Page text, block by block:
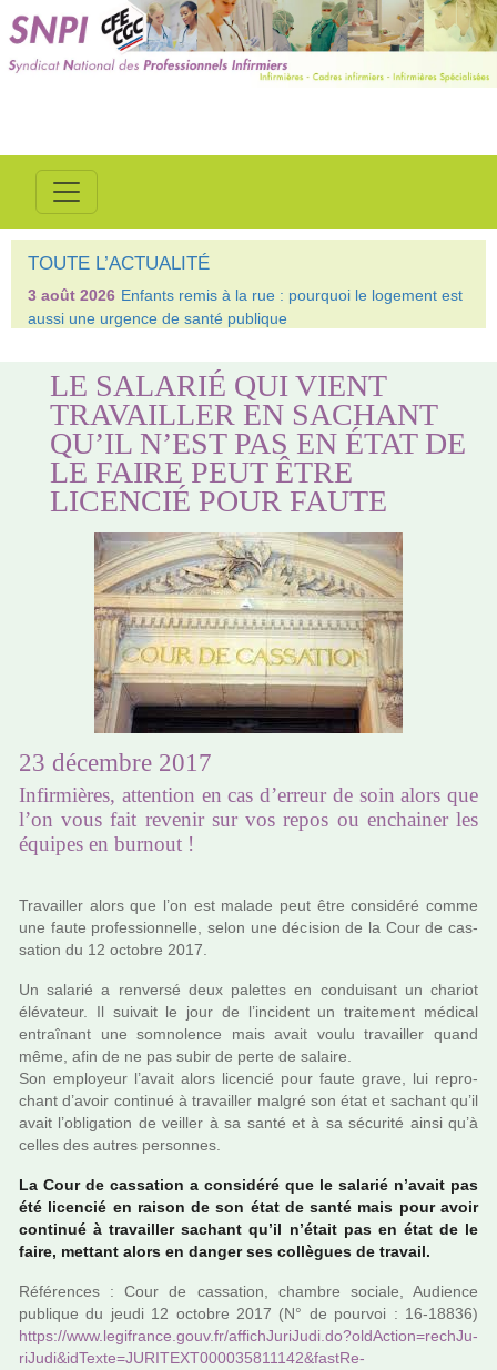
TOUTE L’ACTUALITÉ
3 août 2026 Enfants remis à la rue : pourquoi le logement est
aussi une urgence de santé publique
LE SALARIÉ QUI VIENT
TRAVAILLER EN SACHANT
QU’IL N’EST PAS EN ÉTAT DE
LE FAIRE PEUT ÊTRE
LICENCIÉ POUR FAUTE
23 décembre 2017
Infirmières, attention en cas d’erreur de soin alors que
l’on vous fait revenir sur vos repos ou enchainer les
équipes en burnout !
Travailler alors que l’on est malade peut être consi­déré comme
une faute pro­fes­sion­nelle, selon une déci­sion de la Cour de cas­
sa­tion du 12 octo­bre 2017.
Un sala­rié a ren­versé deux palet­tes en condui­sant un cha­riot
élévateur. Il sui­vait le jour de l’inci­dent un trai­te­ment médi­cal
entraî­nant une som­no­lence mais avait voulu tra­vailler quand
même, afin de ne pas subir de perte de salaire.
Son employeur l’avait alors licen­cié pour faute grave, lui repro­
chant d’avoir conti­nué à tra­vailler malgré son état et sachant qu’il
avait l’obli­ga­tion de veiller à sa santé et à sa sécu­rité ainsi qu’à
celles des autres per­son­nes.
La Cour de cas­sa­tion a consi­déré que le sala­rié n’avait pas
été licen­cié en raison de son état de santé mais pour avoir
conti­nué à tra­vailler sachant qu’il n’était pas en état de le
faire, met­tant alors en danger ses col­lè­gues de tra­vail.
Références : Cour de cas­sa­tion, cham­bre sociale, Audience
publi­que du jeudi 12 octo­bre 2017 (N° de pour­voi : 16-18836)
https://www.legi­france.gouv.fr/affi­ch­Ju­ri­Judi.do?oldAc­tion=rech­Ju­
ri­Judi&idTexte=JURITEXT000035811142&fas­tRe­